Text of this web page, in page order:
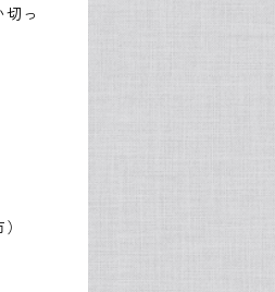
っ